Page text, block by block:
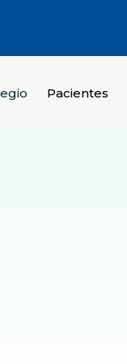
Pacientes